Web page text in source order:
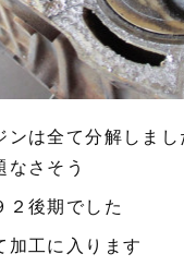
ンは全て分解しま
さそう
２後期でした
加工に入ります